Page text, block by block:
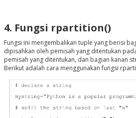
4. Fungsi rpartition()
Fungsi ini mengembalikan tuple yang berisi
dipisahkan oleh pemisah yang ditentukan
pemisah yang ditentukan, dan bagian kanan
Berikut adalah cara menggunakan fungsi